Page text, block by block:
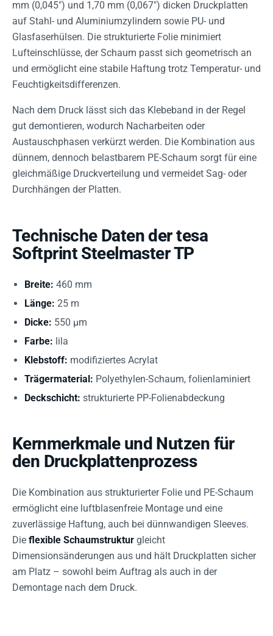
mm (0,045") und 1,70 mm (0,067") dicken Druckplatten
auf Stahl- und Aluminiumzylindern sowie PU- und
Glasfaserhülsen. Die strukturierte Folie minimiert
Lufteinschlüsse, der Schaum passt sich geometrisch an
und ermöglicht eine stabile Haftung trotz Temperatur- und
Feuchtigkeitsdifferenzen.
Nach dem Druck lässt sich das Klebeband in der Regel
gut demontieren, wodurch Nacharbeiten oder
Austauschphasen verkürzt werden. Die Kombination aus
dünnem, dennoch belastbarem PE-Schaum sorgt für eine
gleichmäßige Druckverteilung und vermeidet Sag- oder
Durchhängen der Platten.
Technische Daten der tesa
Softprint Steelmaster TP
Breite: 460 mm
Länge: 25 m
Dicke: 550 µm
Farbe: lila
Klebstoff: modifiziertes Acrylat
Trägermaterial: Polyethylen-Schaum, folienlaminiert
Deckschicht: strukturierte PP-Folienabdeckung
Kernmerkmale und Nutzen für
den Druckplattenprozess
Die Kombination aus strukturierter Folie und PE-Schaum
ermöglicht eine luftblasenfreie Montage und eine
zuverlässige Haftung, auch bei dünnwandigen Sleeves.
Die flexible Schaumstruktur gleicht
Dimensionsänderungen aus und hält Druckplatten sicher
am Platz – sowohl beim Auftrag als auch in der
Demontage nach dem Druck.